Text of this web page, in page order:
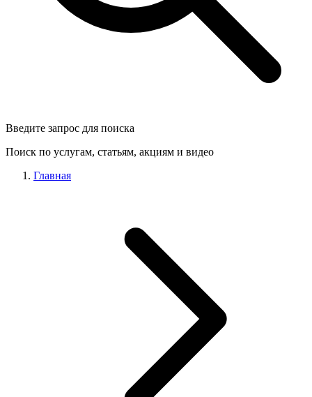
Введите запрос для поиска
Поиск по услугам, статьям, акциям и видео
Главная